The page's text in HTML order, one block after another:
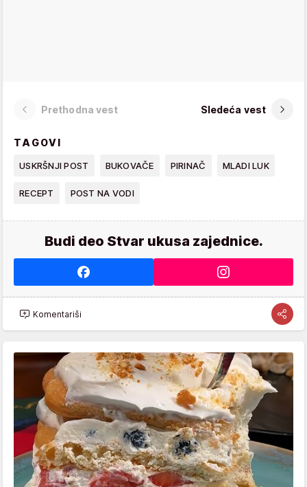
Prethodna vest Sledeća vest
TAGOVI
USKRŠNJI POST BUKOVAČE PIRINAČ MLADI LUK
RECEPT POST NA VODI
Budi deo Stvar ukusa zajednice.
Komentariši